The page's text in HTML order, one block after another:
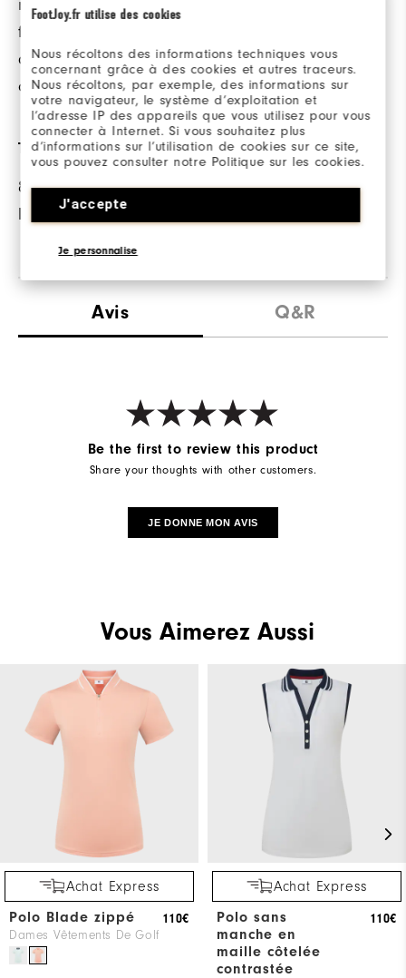
FootJoy.fr utilise des cookies
Nous récoltons des informations techniques vous
concernant grâce à des cookies et autres traceurs.
Nous récoltons, par exemple, des informations sur
votre navigateur, le système d’exploitation et
l’adresse IP des appareils que vous utilisez pour vous
connecter à Internet. Si vous souhaitez plus
d’informations sur l’utilisation de cookies sur ce site,
vous pouvez consulter notre Politique sur les cookies.
J'accepte
Je personnalise
microbienne réduit la
formation d'odeurs
qui surviennent en
cas d'humidité.
TISSU
81% Polyester / 19%
Élasthanne
Avis Q&R
Be the first to review this product
Share your thoughts with other customers.
JE DONNE MON AVIS
Vous Aimerez Aussi
Achat Express
Polo Blade zippé
Dames Vêtements De Golf
110€
Achat Express
Polo sans
manche en
maille côtelée
contrastée
110€